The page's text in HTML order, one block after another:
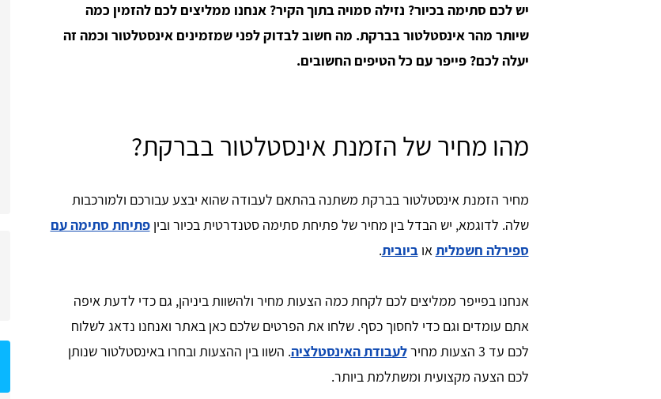
יש לכם סתימה בכיור? נזילה סמויה בתוך הקיר? אנחנו ממליצים לכם להזמין כמה
שיותר מהר אינסטלטור בברקת. מה חשוב לבדוק לפני שמזמינים אינסטלטור וכמה זה
יעלה לכם? פייפר עם כל הטיפים החשובים.
מהו מחיר של הזמנת אינסטלטור בברקת?
מחיר הזמנת אינסטלטור בברקת משתנה בהתאם לעבודה שהוא יבצע עבורכם ולמורכבות
שלה. לדוגמא, יש הבדל בין מחיר של פתיחת סתימה סטנדרטית בכיור וביןפתיחת סתימה עם
ספירלה חשמליתאוביובית.
אנחנו בפייפר ממליצים לכם לקחת כמה הצעות מחיר ולהשוות ביניהן, גם כדי לדעת איפה
אתם עומדים וגם כדי לחסוך כסף. שלחו את הפרטים שלכם כאן באתר ואנחנו נדאג לשלוח
לכם עד 3 הצעות מחיר
לעבודת האינסטלציה. השוו בין ההצעות ובחרו באינסטלטור שנותן
לכם הצעה מקצועית ומשתלמת ביותר.